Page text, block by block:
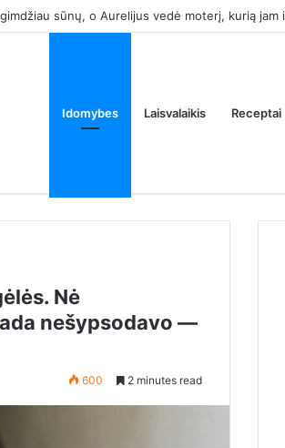
butą. Ar tai normalu?
Idomybes Laisvalaikis Receptai
Nė
nešypsodavo —
600 2 minutes read